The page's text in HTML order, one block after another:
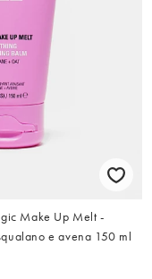
Make Up Melt -
e avena 150 ml